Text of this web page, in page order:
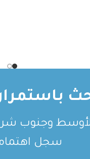
وجنوب شرق
سجل